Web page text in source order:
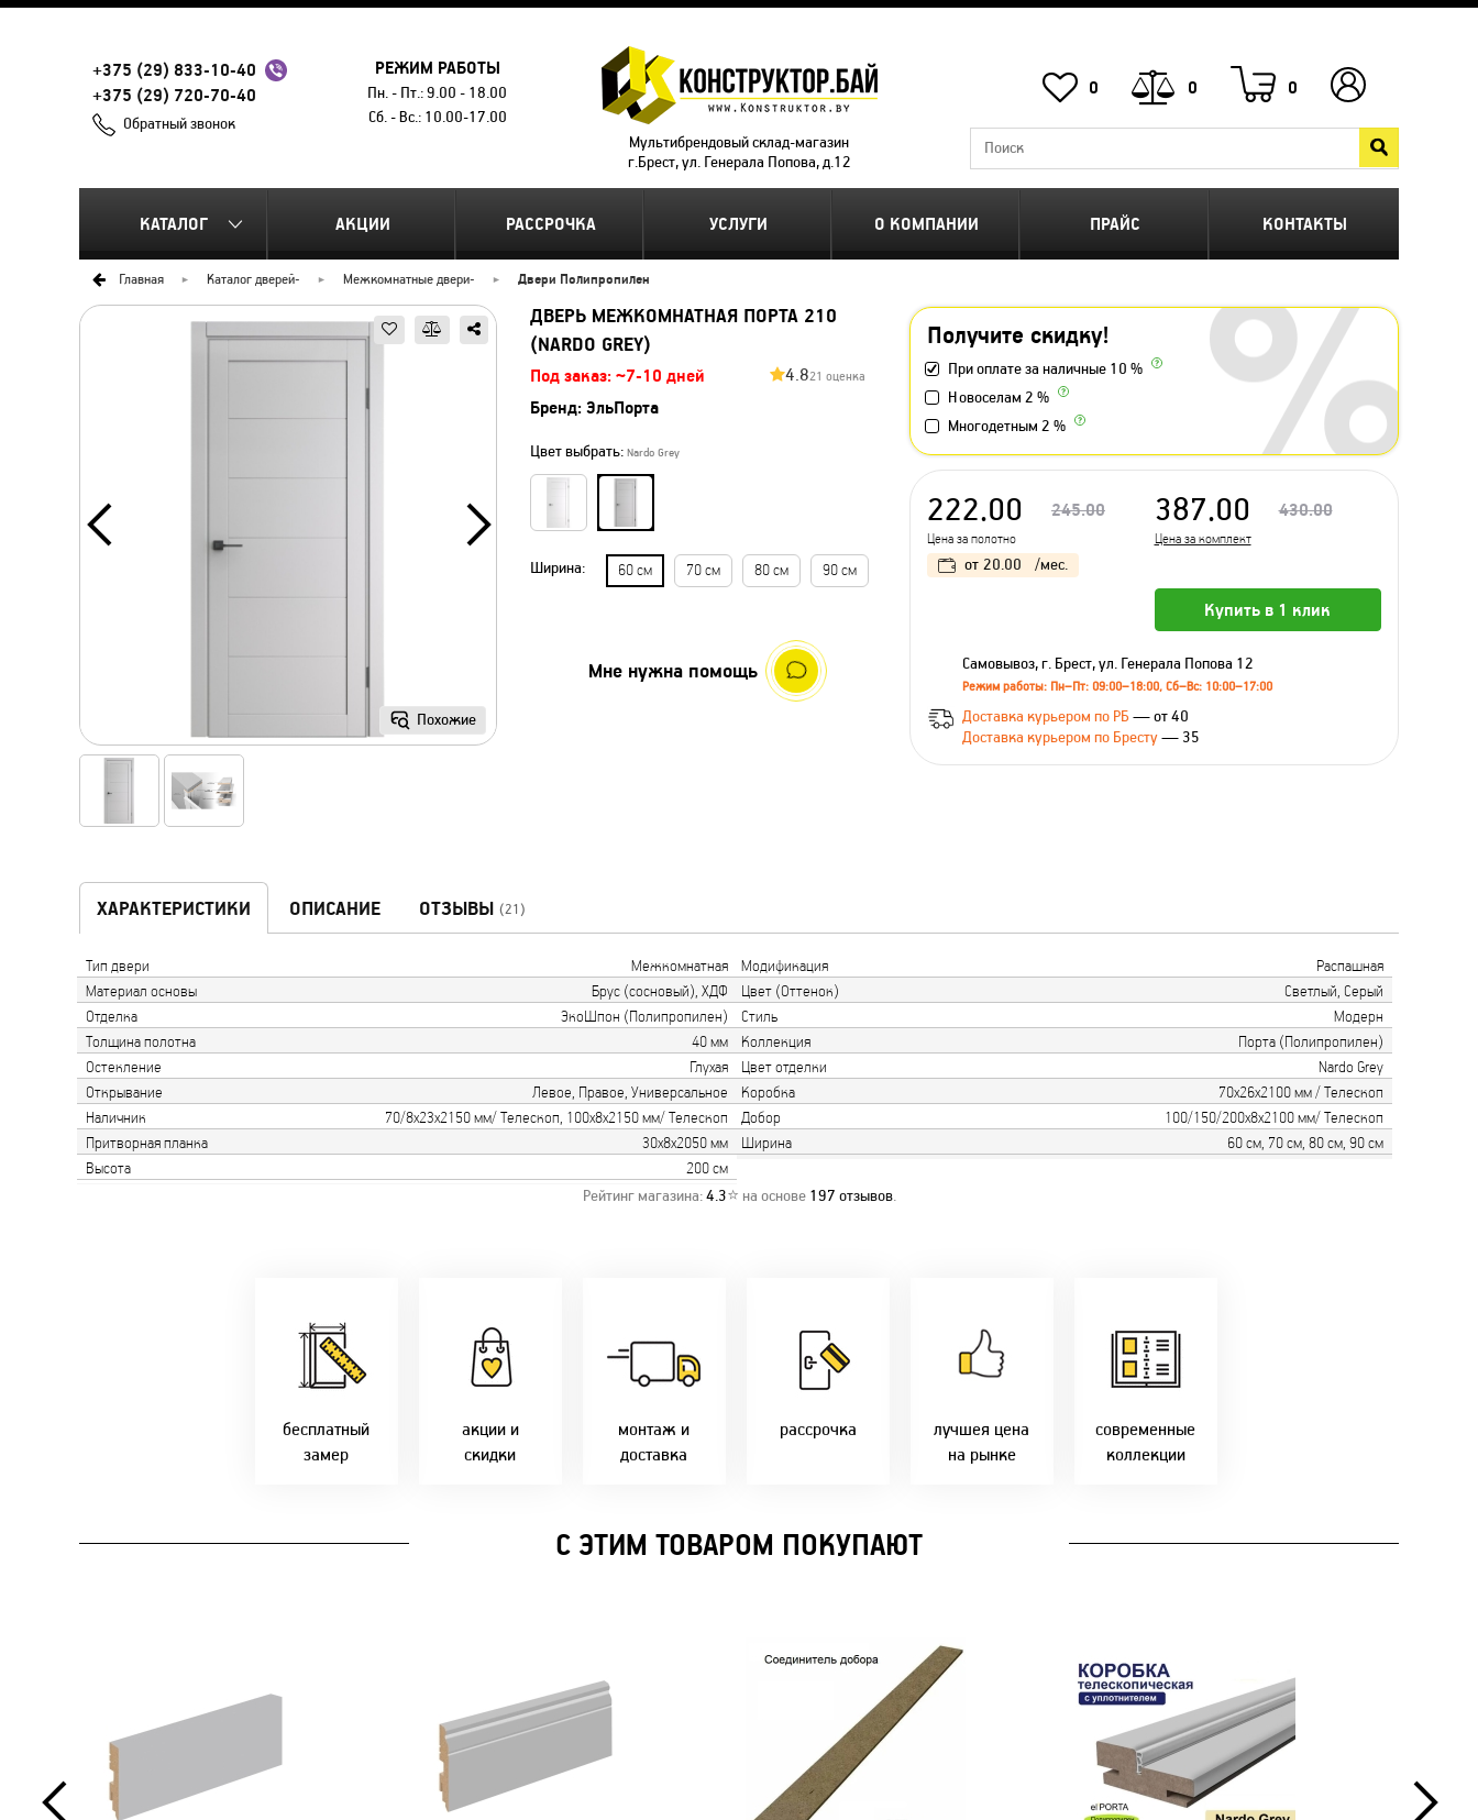
+375 (29) 833-10-40
+375 (29) 720-70-40
Обратный звонок
РЕЖИМ РАБОТЫ
Пн. - Пт.: 9.00 - 18.00
Сб. - Вс.: 10.00-17.00
Мультибрендовый склад-магазин
г.Брест, ул. Генерала Попова, д.12
0 0 0
КАТАЛОГ АКЦИИ РАССРОЧКА УСЛУГИ О КОМПАНИИ ПРАЙС КОНТАКТЫ
Главная Каталог дверей- Межкомнатные двери- Двери Полипропилен
Похожие
ДВЕРЬ МЕЖКОМНАТНАЯ ПОРТА 210
(NARDO GREY)
Под заказ: ~7-10 дней 4.821 оценка
Бренд: ЭльПорта
Цвет выбрать: Nardo Grey
Ширина: 60 см 70 см 80 см 90 см
Получите скидку!
При оплате за наличные 10 %
Новоселам 2 %
Многодетным 2 %
Мне нужна помощь
222.00 245.00
Цена за полотно
387.00 430.00
Цена за комплект
от 20.00 /мес.
Купить в 1 клик
Самовывоз, г. Брест, ул. Генерала Попова 12
Режим работы: Пн–Пт: 09:00–18:00, Сб–Вс: 10:00–17:00
Доставка курьером по РБ — от 40
Доставка курьером по Бресту— 35
ХАРАКТЕРИСТИКИ ОПИСАНИЕ ОТЗЫВЫ (21)
Тип двери Межкомнатная Модификация
Распашная
Материал основы
Брус (сосновый), ХДФ Цвет (Оттенок)
Светлый, Серый
Отделка
ЭкоШпон (Полипропилен) Стиль
Модерн
Толщина полотна
40 мм Коллекция
Порта (Полипропилен)
Остекление
Глухая Цвет отделки
Nardo Grey
Открывание
Левое, Правое, Универсальное Коробка
70х26х2100 мм / Телескоп
Наличник
70/8х23х2150 мм/ Телескоп, 100х8х2150 мм/ Телескоп Добор
100/150/200х8х2100 мм/ Телескоп
Притворная планка
30х8х2050 мм Ширина
60 см, 70 см, 80 см, 90 см
Высота
200 см
Рейтинг магазина:4.3⭐ на основе 197 отзывов.
бесплатный
замер
Оперативно!
День-в-день или
на следующий!
заказать по
10-40, (Viber)
акции и
скидки
-новоселам - 2%
-многодетным -
2%
монтаж и
доставка
Качественный
монтаж дверей,
окон и мебели.
В удобное для Вас
рассрочка
2-36 мес
FUN - 4 мес.
лучшея цена
на рынке
фабрики!
Предлагаем
только лучшие
современные
коллекции
самыми
современным
стилями и
С ЭТИМ ТОВАРОМ ПОКУПАЮТ